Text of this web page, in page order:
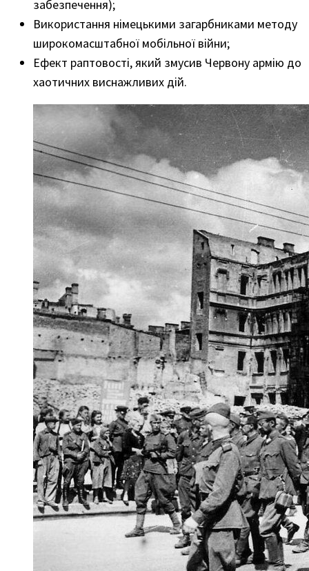
забезпечення);
Використання німецькими загарбниками методу
широкомасштабної мобільної війни;
Ефект раптовості, який змусив Червону армію до
хаотичних виснажливих дій.